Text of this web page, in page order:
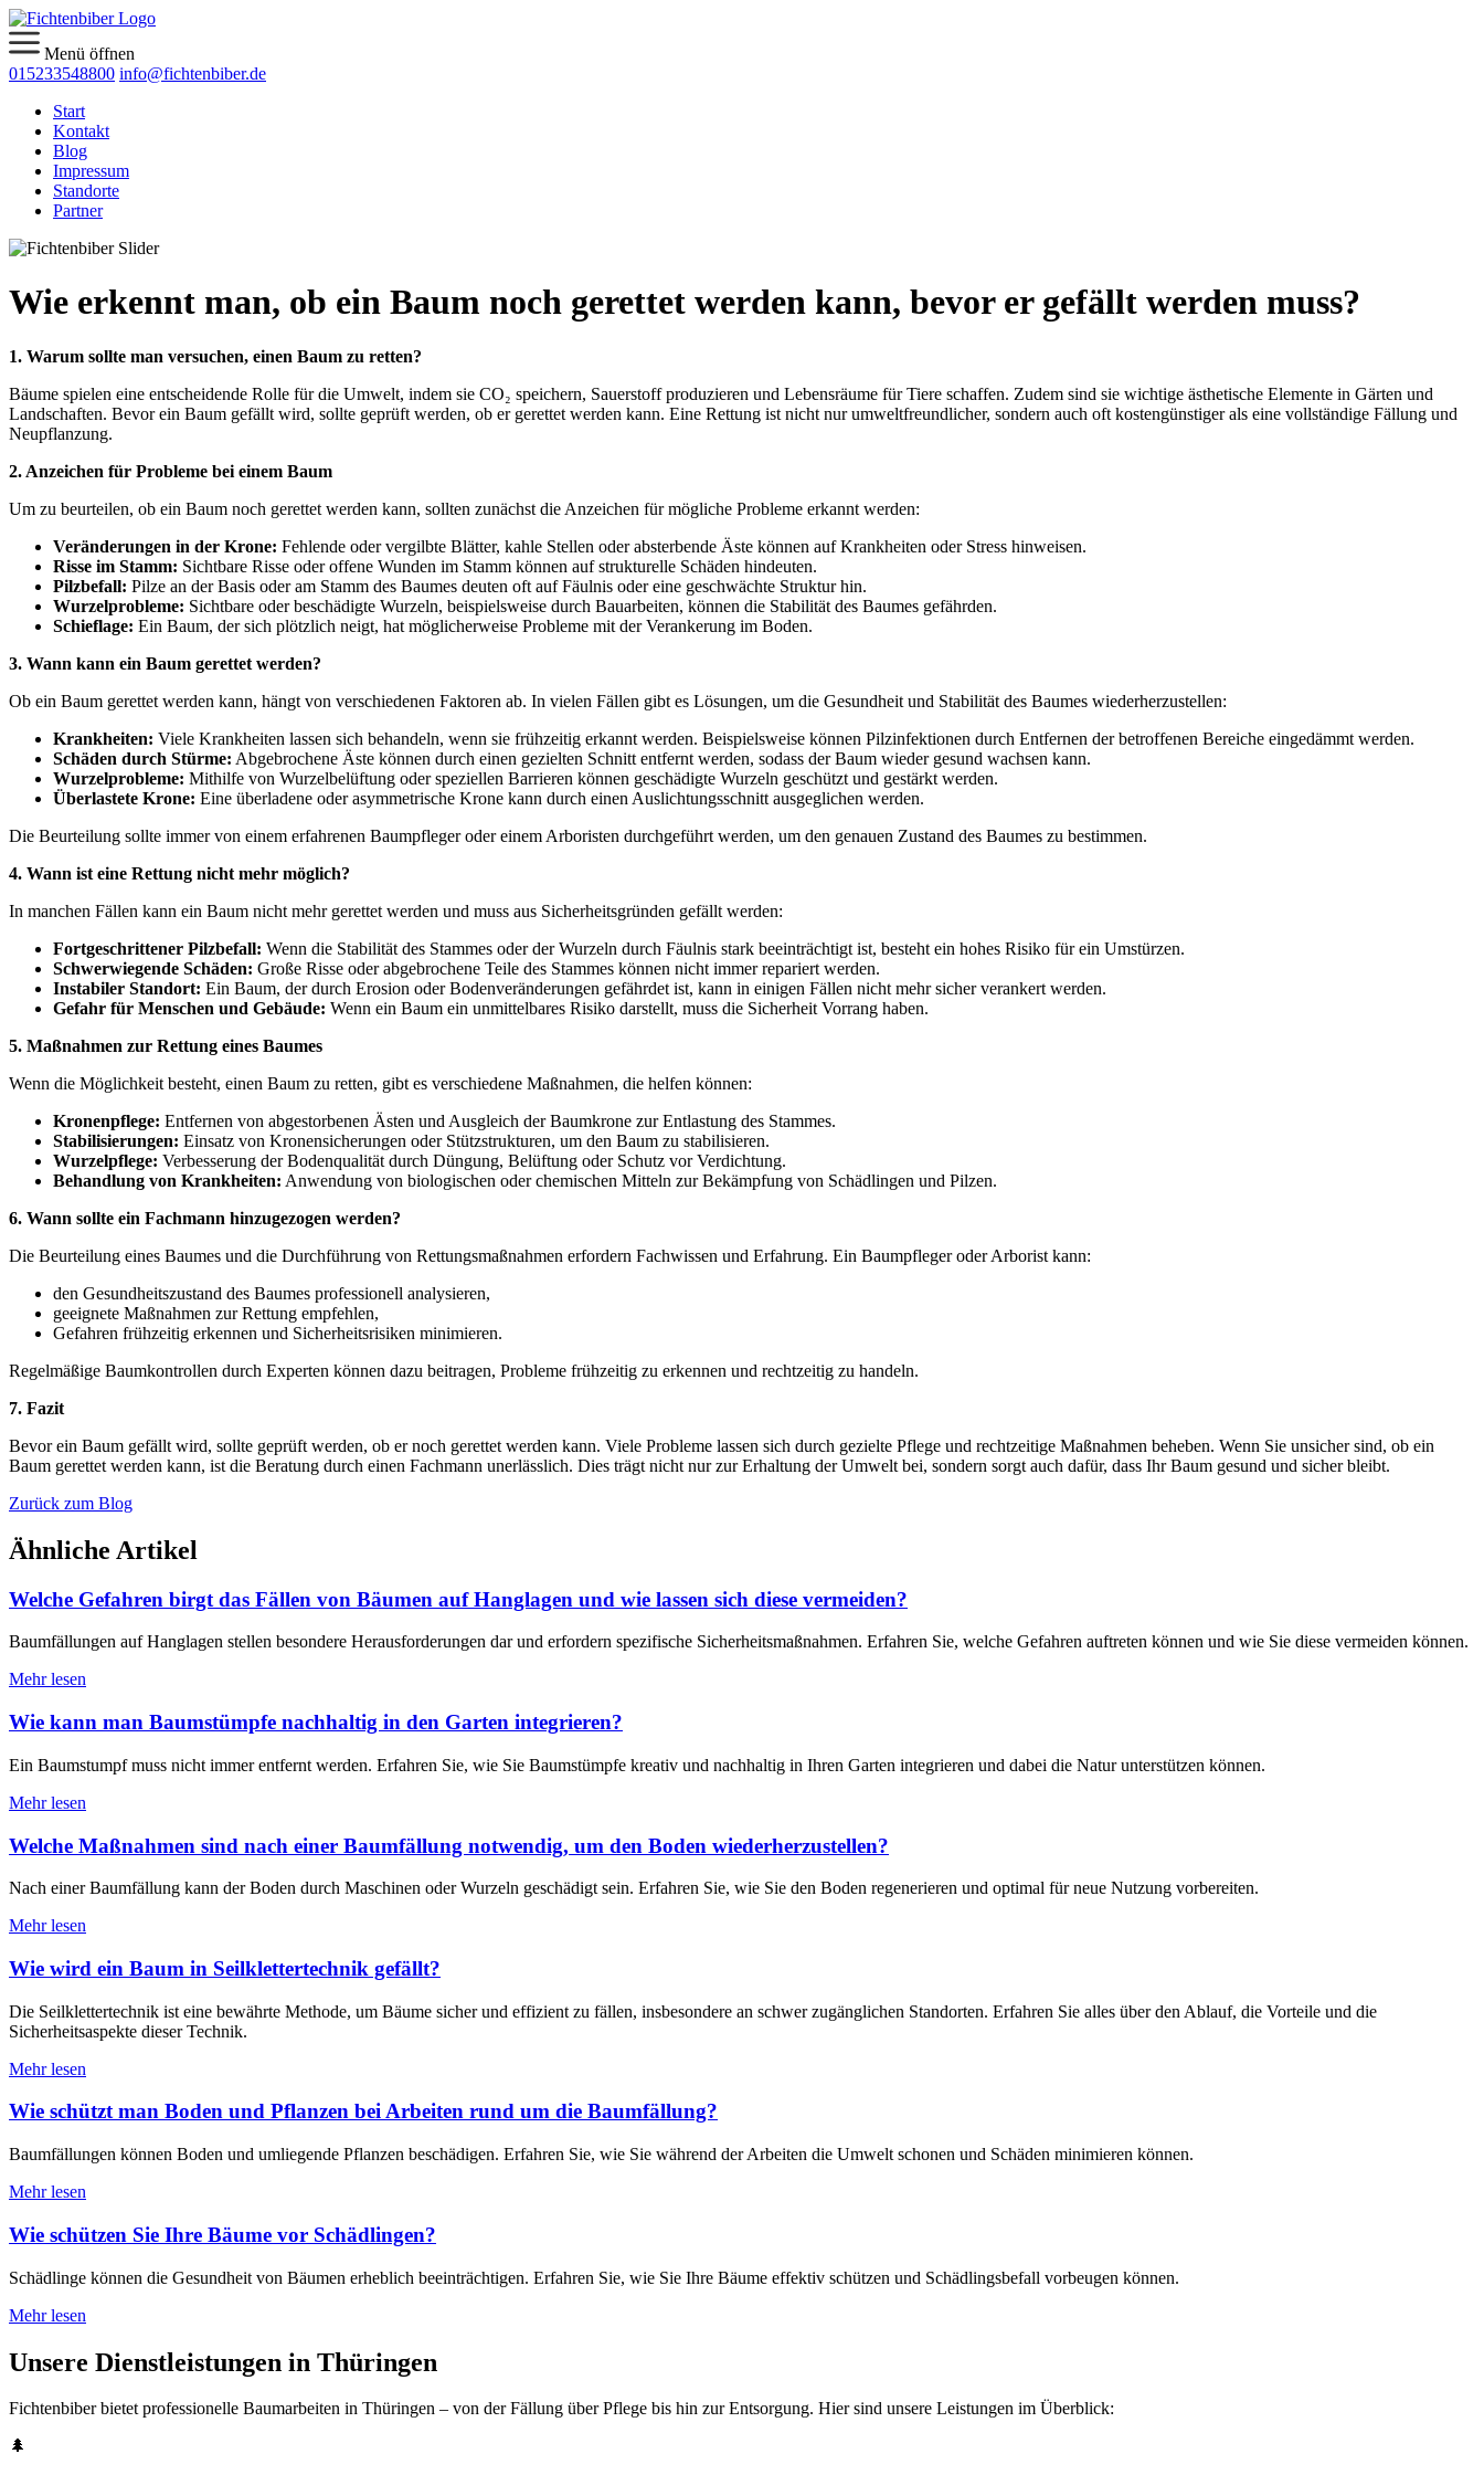
Menü öffnen
015233548800 info@fichtenbiber.de
Start
Kontakt
Blog
Impressum
Standorte
Partner
Wie erkennt man, ob ein Baum noch gerettet werden kann, bevor er gefällt werden muss?
1. Warum sollte man versuchen, einen Baum zu retten?
Bäume spielen eine entscheidende Rolle für die Umwelt, indem sie CO₂ speichern, Sauerstoff produzieren und Lebensräume für Tiere schaffen. Zudem sind sie wichtige ästhetische Elemente in Gärten und
Landschaften. Bevor ein Baum gefällt wird, sollte geprüft werden, ob er gerettet werden kann. Eine Rettung ist nicht nur umweltfreundlicher, sondern auch oft kostengünstiger als eine vollständige Fällung und
Neupflanzung.
2. Anzeichen für Probleme bei einem Baum
Um zu beurteilen, ob ein Baum noch gerettet werden kann, sollten zunächst die Anzeichen für mögliche Probleme erkannt werden:
Veränderungen in der Krone: Fehlende oder vergilbte Blätter, kahle Stellen oder absterbende Äste können auf Krankheiten oder Stress hinweisen.
Risse im Stamm: Sichtbare Risse oder offene Wunden im Stamm können auf strukturelle Schäden hindeuten.
Pilzbefall: Pilze an der Basis oder am Stamm des Baumes deuten oft auf Fäulnis oder eine geschwächte Struktur hin.
Wurzelprobleme: Sichtbare oder beschädigte Wurzeln, beispielsweise durch Bauarbeiten, können die Stabilität des Baumes gefährden.
Schieflage: Ein Baum, der sich plötzlich neigt, hat möglicherweise Probleme mit der Verankerung im Boden.
3. Wann kann ein Baum gerettet werden?
Ob ein Baum gerettet werden kann, hängt von verschiedenen Faktoren ab. In vielen Fällen gibt es Lösungen, um die Gesundheit und Stabilität des Baumes wiederherzustellen:
Krankheiten: Viele Krankheiten lassen sich behandeln, wenn sie frühzeitig erkannt werden. Beispielsweise können Pilzinfektionen durch Entfernen der betroffenen Bereiche eingedämmt werden.
Schäden durch Stürme: Abgebrochene Äste können durch einen gezielten Schnitt entfernt werden, sodass der Baum wieder gesund wachsen kann.
Wurzelprobleme: Mithilfe von Wurzelbelüftung oder speziellen Barrieren können geschädigte Wurzeln geschützt und gestärkt werden.
Überlastete Krone: Eine überladene oder asymmetrische Krone kann durch einen Auslichtungsschnitt ausgeglichen werden.
Die Beurteilung sollte immer von einem erfahrenen Baumpfleger oder einem Arboristen durchgeführt werden, um den genauen Zustand des Baumes zu bestimmen.
4. Wann ist eine Rettung nicht mehr möglich?
In manchen Fällen kann ein Baum nicht mehr gerettet werden und muss aus Sicherheitsgründen gefällt werden:
Fortgeschrittener Pilzbefall: Wenn die Stabilität des Stammes oder der Wurzeln durch Fäulnis stark beeinträchtigt ist, besteht ein hohes Risiko für ein Umstürzen.
Schwerwiegende Schäden: Große Risse oder abgebrochene Teile des Stammes können nicht immer repariert werden.
Instabiler Standort: Ein Baum, der durch Erosion oder Bodenveränderungen gefährdet ist, kann in einigen Fällen nicht mehr sicher verankert werden.
Gefahr für Menschen und Gebäude: Wenn ein Baum ein unmittelbares Risiko darstellt, muss die Sicherheit Vorrang haben.
5. Maßnahmen zur Rettung eines Baumes
Wenn die Möglichkeit besteht, einen Baum zu retten, gibt es verschiedene Maßnahmen, die helfen können:
Kronenpflege: Entfernen von abgestorbenen Ästen und Ausgleich der Baumkrone zur Entlastung des Stammes.
Stabilisierungen: Einsatz von Kronensicherungen oder Stützstrukturen, um den Baum zu stabilisieren.
Wurzelpflege: Verbesserung der Bodenqualität durch Düngung, Belüftung oder Schutz vor Verdichtung.
Behandlung von Krankheiten: Anwendung von biologischen oder chemischen Mitteln zur Bekämpfung von Schädlingen und Pilzen.
6. Wann sollte ein Fachmann hinzugezogen werden?
Die Beurteilung eines Baumes und die Durchführung von Rettungsmaßnahmen erfordern Fachwissen und Erfahrung. Ein Baumpfleger oder Arborist kann:
den Gesundheitszustand des Baumes professionell analysieren,
geeignete Maßnahmen zur Rettung empfehlen,
Gefahren frühzeitig erkennen und Sicherheitsrisiken minimieren.
Regelmäßige Baumkontrollen durch Experten können dazu beitragen, Probleme frühzeitig zu erkennen und rechtzeitig zu handeln.
7. Fazit
Bevor ein Baum gefällt wird, sollte geprüft werden, ob er noch gerettet werden kann. Viele Probleme lassen sich durch gezielte Pflege und rechtzeitige Maßnahmen beheben. Wenn Sie unsicher sind, ob ein
Baum gerettet werden kann, ist die Beratung durch einen Fachmann unerlässlich. Dies trägt nicht nur zur Erhaltung der Umwelt bei, sondern sorgt auch dafür, dass Ihr Baum gesund und sicher bleibt.
Zurück zum Blog
Ähnliche Artikel
Welche Gefahren birgt das Fällen von Bäumen auf Hanglagen und wie lassen sich diese vermeiden?
Baumfällungen auf Hanglagen stellen besondere Herausforderungen dar und erfordern spezifische Sicherheitsmaßnahmen. Erfahren Sie, welche Gefahren auftreten können und wie Sie diese vermeiden können.
Mehr lesen
Wie kann man Baumstümpfe nachhaltig in den Garten integrieren?
Ein Baumstumpf muss nicht immer entfernt werden. Erfahren Sie, wie Sie Baumstümpfe kreativ und nachhaltig in Ihren Garten integrieren und dabei die Natur unterstützen können.
Mehr lesen
Welche Maßnahmen sind nach einer Baumfällung notwendig, um den Boden wiederherzustellen?
Nach einer Baumfällung kann der Boden durch Maschinen oder Wurzeln geschädigt sein. Erfahren Sie, wie Sie den Boden regenerieren und optimal für neue Nutzung vorbereiten.
Mehr lesen
Wie wird ein Baum in Seilklettertechnik gefällt?
Die Seilklettertechnik ist eine bewährte Methode, um Bäume sicher und effizient zu fällen, insbesondere an schwer zugänglichen Standorten. Erfahren Sie alles über den Ablauf, die Vorteile und die
Sicherheitsaspekte dieser Technik.
Mehr lesen
Wie schützt man Boden und Pflanzen bei Arbeiten rund um die Baumfällung?
Baumfällungen können Boden und umliegende Pflanzen beschädigen. Erfahren Sie, wie Sie während der Arbeiten die Umwelt schonen und Schäden minimieren können.
Mehr lesen
Wie schützen Sie Ihre Bäume vor Schädlingen?
Schädlinge können die Gesundheit von Bäumen erheblich beeinträchtigen. Erfahren Sie, wie Sie Ihre Bäume effektiv schützen und Schädlingsbefall vorbeugen können.
Mehr lesen
Unsere Dienstleistungen in Thüringen
Fichtenbiber bietet professionelle Baumarbeiten in Thüringen – von der Fällung über Pflege bis hin zur Entsorgung. Hier sind unsere Leistungen im Überblick:
🌲